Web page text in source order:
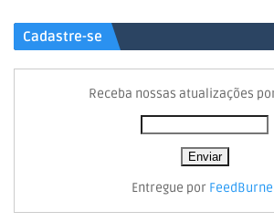
Cadastre-se
Receba nossas atualizações
Entregue por